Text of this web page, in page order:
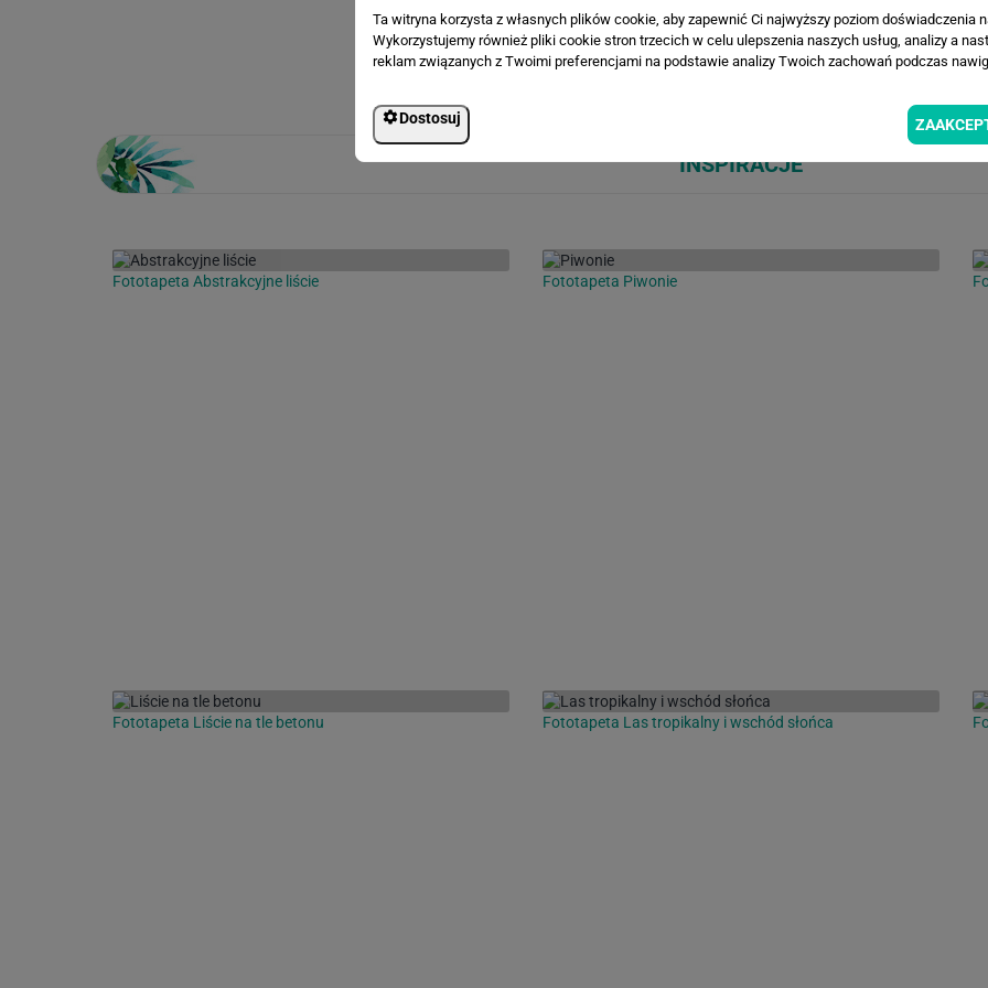
Loading...
INSPIRACJE
Fototapeta Abstrakcyjne liście Fototapeta Piwonie
Fototapeta Liście na tle betonu Fototapeta Las tropikalny i wschód słońca
Ta witryna korzysta z własnych plików cookie, aby zapewnić Ci najwyższy poziom doświadczenia
Wykorzystujemy również pliki cookie stron trzecich w celu ulepszenia naszych usług, analizy a
reklam związanych z Twoimi preferencjami na podstawie analizy Twoich zachowań podczas
Dostosuj